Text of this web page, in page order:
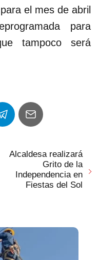
el mes de abril
para
tampoco será
Alcaldesa realizará
Grito de la
Independencia en
Fiestas del Sol